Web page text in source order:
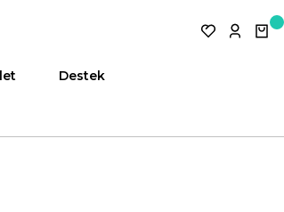
Destek